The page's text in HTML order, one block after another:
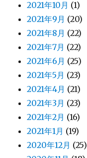
2021年10月 (1)
2021年9月 (20)
2021年8月 (22)
2021年7月 (22)
2021年6月 (25)
2021年5月 (23)
2021年4月 (21)
2021年3月 (23)
2021年2月 (16)
2021年1月 (19)
2020年12月 (25)